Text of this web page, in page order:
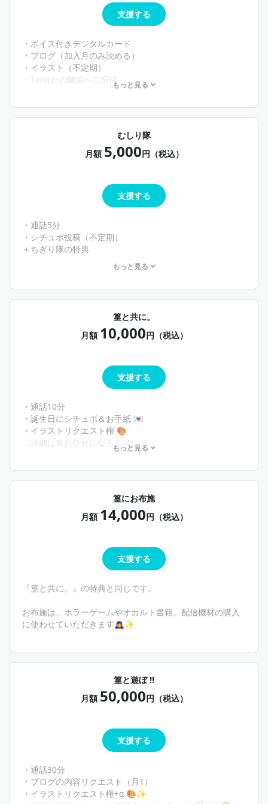
支援する
・ボイス付きデジタルカード
・ブログ（加入月のみ読める）
・イラスト（不定期）
・Twitterの鍵垢へご招待もっと見る
むしり隊
月額 5,000円（税込）
支援する
・通話5分
・シチュボ投稿（不定期）
＋ちぎり隊の特典
※通話は専用discordサーバーに招待してするよ !!
もっと見る
篁と共に。
月額 10,000円（税込）
支援する
・通話10分
・誕生日にシチュボ＆お手紙 💌
・イラストリクエスト権‪‪ 🎨
（詳細は篁お任せになるよ !!）
※通話は専用discordサーバーに招待してするよ !! ミュート
もっと見る
篁にお布施
月額 14,000円（税込）
支援する
『篁と共に。』の特典と同じです。
お布施は、ホラーゲームやオカルト書籍、配信機材の購入
に使わせていただきます🙇‍♀️✨️
篁と遊ぼ !!
月額 50,000円（税込）
支援する
・通話30分
・ブログの内容リクエスト（月1）
・イラストリクエスト権+α‪ 🎨✨️